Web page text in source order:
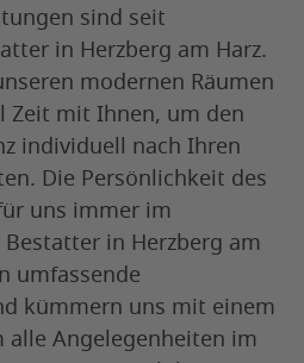
sind seit
in Herzberg am Harz.
modernen Räumen
Zeit mit Ihnen, um den
individuell nach Ihren
Die Persönlichkeit des
uns immer im
in Herzberg am
umfassende
kümmern uns mit einem
alle Angelegenheiten im